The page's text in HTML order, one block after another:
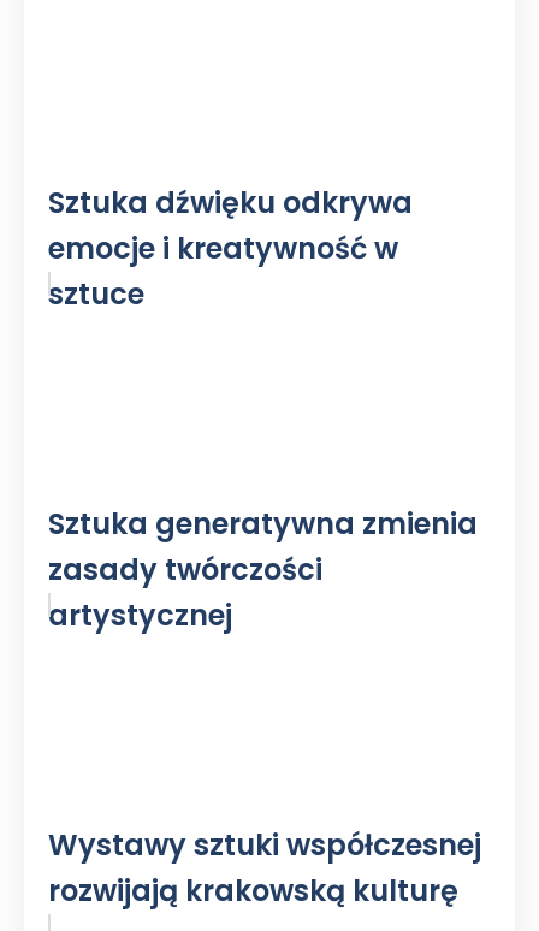
Sztuka dźwięku odkrywa
emocje i kreatywność w
sztuce
Sztuka generatywna zmienia
zasady twórczości
artystycznej
Wystawy sztuki współczesnej
rozwijają krakowską kulturę